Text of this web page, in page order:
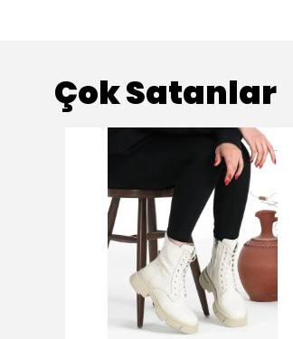
Çok Satanlar